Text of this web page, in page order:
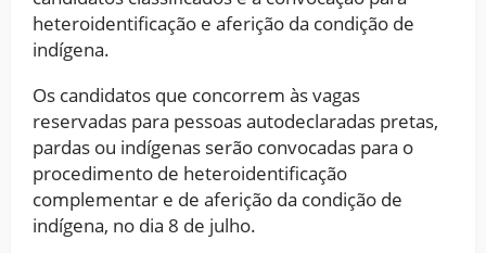
heteroidentificação e aferição da condição de
indígena.
Os candidatos que concorrem às vagas
reservadas para pessoas autodeclaradas pretas,
pardas ou indígenas serão convocadas para o
procedimento de heteroidentificação
complementar e de aferição da condição de
indígena, no dia 8 de julho.